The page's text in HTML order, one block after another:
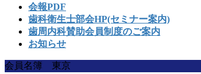
会報PDF
歯科衛生士部会HP(セミナー案内)
歯周内科賛助会員制度のご案内
お知らせ
会員名簿 東京